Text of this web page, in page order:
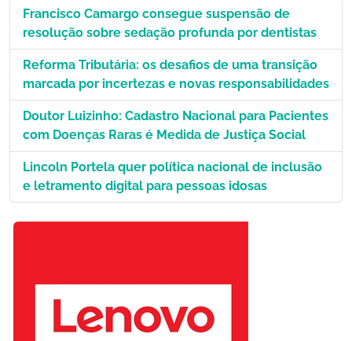
Francisco Camargo consegue suspensão de
resolução sobre sedação profunda por dentistas
Reforma Tributária: os desafios de uma transição
marcada por incertezas e novas responsabilidades
Doutor Luizinho: Cadastro Nacional para Pacientes
com Doenças Raras é Medida de Justiça Social
Lincoln Portela quer política nacional de inclusão
e letramento digital para pessoas idosas